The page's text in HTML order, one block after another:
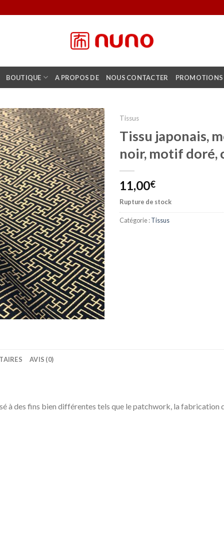
BOUTIQUE A PROPOS DE NOUS CONTACTER PROMOTIONS
Ajouter
à la liste
d'envies
Tissus
Tissu japonais,
noir, motif doré,
11,00€
Rupture de stock
Catégorie :Tissus
AVIS (0)
à des fins bien différentes tels que le patchwork, la fabrication